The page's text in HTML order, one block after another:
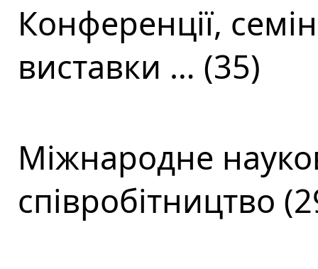
Конференції,
виставки … (35)
Міжнародне
співробітництво